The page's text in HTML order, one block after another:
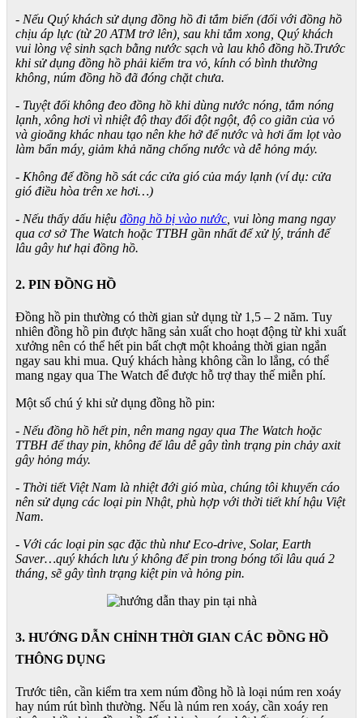
- Nếu Quý khách sử dụng đồng hồ đi tắm biển (đối với đồng hồ
chịu áp lực (từ 20 ATM trở lên), sau khi tắm xong, Quý khách
vui lòng vệ sinh sạch bằng nước sạch và lau khô đồng hồ.Trước
khi sử dụng đồng hồ phải kiểm tra vỏ, kính có bình thường
không, núm đồng hồ đã đóng chặt chưa.
- Tuyệt đối không đeo đồng hồ khi dùng nước nóng, tắm nóng
lạnh, xông hơi vì nhiệt độ thay đổi đột ngột, độ co giãn của vỏ
và gioăng khác nhau tạo nên khe hở để nước và hơi ẩm lọt vào
làm bẩn máy, giảm khả năng chống nước và dễ hỏng máy.
- Không để đồng hồ sát các cửa gió của máy lạnh (ví dụ: cửa
gió điều hòa trên xe hơi…)
- Nếu thấy dấu hiệu đồng hồ bị vào nước , vui lòng mang ngay
qua cơ sở The Watch hoặc TTBH gần nhất để xử lý, tránh để
lâu gây hư hại đồng hồ.
2. PIN ĐỒNG HỒ
Đồng hồ pin thường có thời gian sử dụng từ 1,5 – 2 năm. Tuy
nhiên đồng hồ pin được hãng sản xuất cho hoạt động từ khi xuất
xưởng nên có thể hết pin bất chợt một khoảng thời gian ngắn
ngay sau khi mua. Quý khách hàng không cần lo lắng, có thể
mang ngay qua The Watch để được hỗ trợ thay thế miễn phí.
Một số chú ý khi sử dụng đồng hồ pin:
- Nếu đồng hồ hết pin, nên mang ngay qua The Watch hoặc
TTBH để thay pin, không để lâu dễ gây tình trạng pin chảy axit
gây hỏng máy.
- Thời tiết Việt Nam là nhiệt đới gió mùa, chúng tôi khuyến cáo
nên sử dụng các loại pin Nhật, phù hợp với thời tiết khí hậu Việt
Nam.
- Với các loại pin sạc đặc thù như Eco-drive, Solar, Earth
Saver…quý khách lưu ý không để pin trong bóng tối lâu quá 2
tháng, sẽ gây tình trạng kiệt pin và hỏng pin.
3. HƯỚNG DẪN CHỈNH THỜI GIAN CÁC ĐỒNG HỒ
THÔNG DỤNG
Trước tiên, cần kiểm tra xem núm đồng hồ là loại núm ren xoáy
hay núm rút bình thường. Nếu là núm ren xoáy, cần xoáy ren